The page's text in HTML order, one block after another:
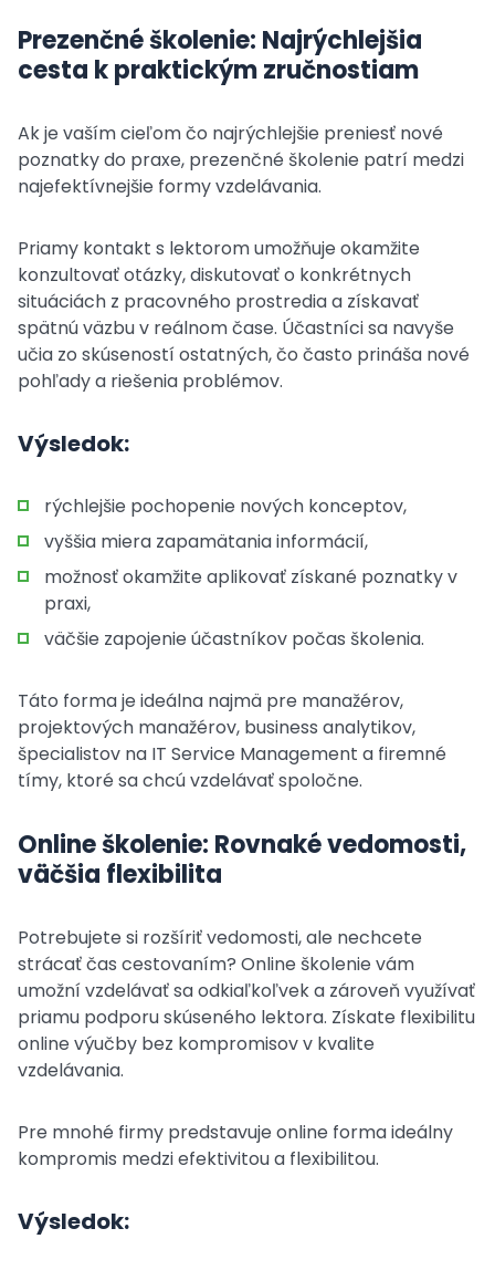
Prezenčné školenie: Najrýchlejšia
cesta k praktickým zručnostiam
Ak je vaším cieľom čo najrýchlejšie preniesť nové
poznatky do praxe, prezenčné školenie patrí medzi
najefektívnejšie formy vzdelávania.
Priamy kontakt s lektorom umožňuje okamžite
konzultovať otázky, diskutovať o konkrétnych
situáciách z pracovného prostredia a získavať
spätnú väzbu v reálnom čase. Účastníci sa navyše
učia zo skúseností ostatných, čo často prináša nové
pohľady a riešenia problémov.
Výsledok:
rýchlejšie pochopenie nových konceptov,
vyššia miera zapamätania informácií,
možnosť okamžite aplikovať získané poznatky v
praxi,
väčšie zapojenie účastníkov počas školenia.
Táto forma je ideálna najmä pre manažérov,
projektových manažérov, business analytikov,
špecialistov na IT Service Management a firemné
tímy, ktoré sa chcú vzdelávať spoločne.
Online školenie: Rovnaké vedomosti,
väčšia flexibilita
Potrebujete si rozšíriť vedomosti, ale nechcete
strácať čas cestovaním? Online školenie vám
umožní vzdelávať sa odkiaľkoľvek a zároveň využívať
priamu podporu skúseného lektora. Získate flexibilitu
online výučby bez kompromisov v kvalite
vzdelávania.
Pre mnohé firmy predstavuje online forma ideálny
kompromis medzi efektivitou a flexibilitou.
Výsledok: